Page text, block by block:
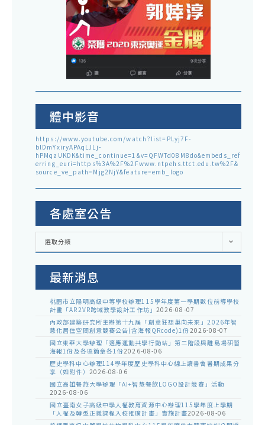
體中影音
https://www.youtube.com/watch?list=PLyj7F-
blDmYxiryAPAqLJLj-
hPMqaUKDK&time_continue=1&v=QFWTd08M8do&embeds_ref
erring_euri=https%3A%2F%2Fwww.ntpehs.ttct.edu.tw%2F&
source_ve_path=Mjg2NjY&feature=emb_logo
各處室公告
各
室
選取分類
最新消息
桃園市立陽明高級中等學校辦理115學年度第一學期數位前導學校
計畫「AR2VR跨域教學設計工作坊」 2026-08-07
內政部建築研究所主辦第十九屆「創意狂想巢向未來」2026年智
慧化居住空間創意競賽公告(含海報QRcode)1份2026-08-07
國立東華大學辦理「適應運動共學行動站」第二階段與離島場研習
海報1份及各區簡章各1份2026-08-06
歷史學科中心辦理114學年度歷史學科中心線上讀書會暑期成果分
享（如附件） 2026-08-06
國立高雄餐旅大學辦理「AI+智慧餐飲LOGO設計競賽」活動
2026-08-06
國立臺南女子高級中學人權教育資源中心辦理115學年度上學期
「人權及轉型正義課程入校推廣計畫」實施計畫2026-08-06